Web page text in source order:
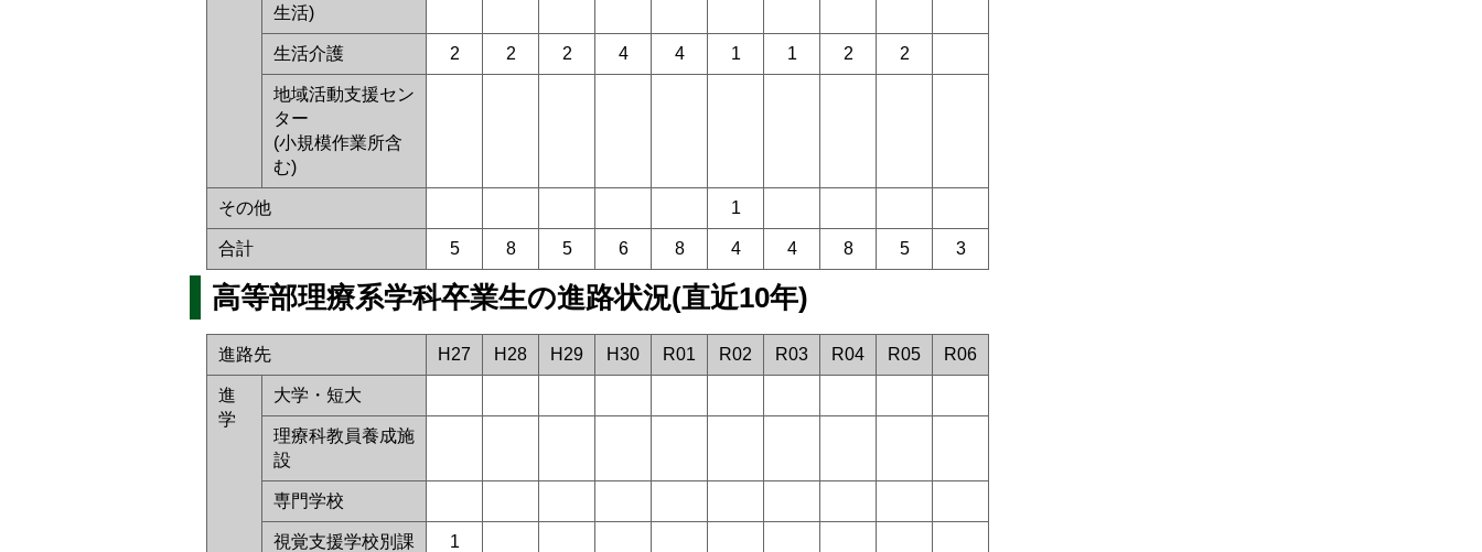
生活)
生活介護 2 2 2 4 4 1 1 2 2
地域活動支援セン
ター
(小規模作業所含
む)
その他 1
合計 5 8 5 6 8 4 4 8 5 3
高等部理療系学科卒業生の進路状況(直近10年)
進路先 H27 H28 H29 H30 R01 R02 R03 R04 R05 R06
進
学
大学・短大
理療科教員養成施
設
専門学校
視覚支援学校別課
1